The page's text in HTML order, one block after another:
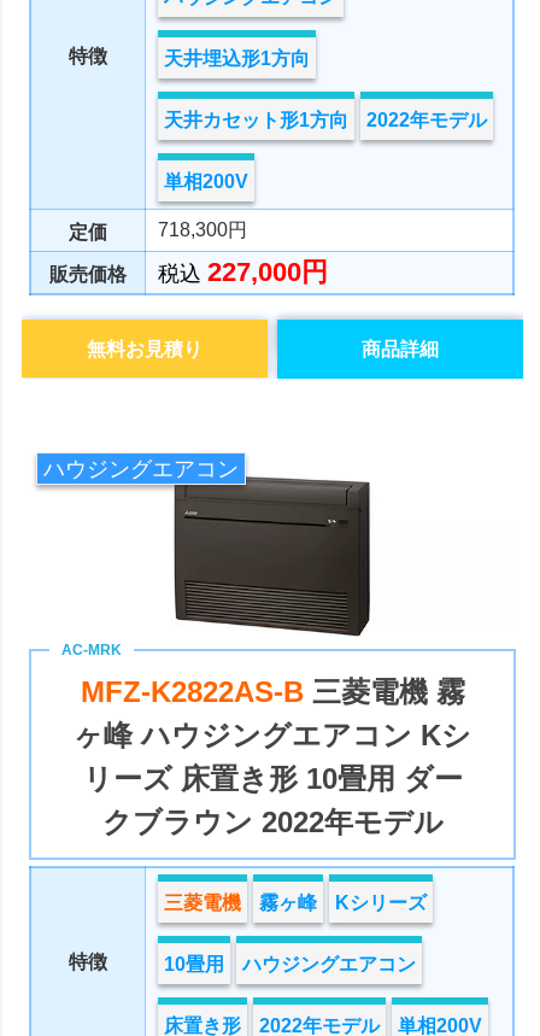
特徴 天井埋込形1方向
天井カセット形1方向 2022年モデル
単相200V
定価 718,300円
販売価格 税込227,000円
商品詳細
無料お見積り
ハウジングエアコン
MFZ-K2822AS-B 三菱電機 霧
ヶ峰 ハウジングエアコン Kシ
リーズ 床置き形 10畳用 ダー
クブラウン 2022年モデル
特徴
三菱電機 霧ヶ峰 Kシリーズ
10畳用 ハウジングエアコン
床置き形 2022年モデル 単相200V